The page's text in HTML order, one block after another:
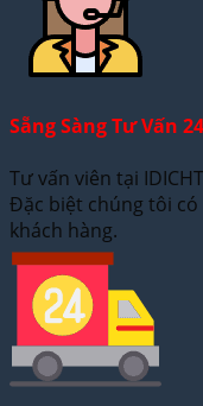
Sẵng Sàng Tư Vấn
Tư vấn viên tại
Đặc biệt chúng tôi
khách hàng.